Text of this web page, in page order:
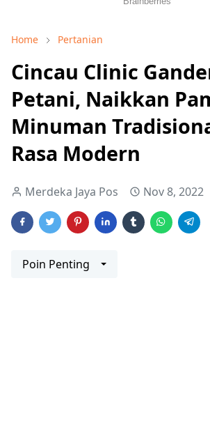
Home Pertanian
Cincau Clinic
Petani, Naikkan
Minuman
Rasa Modern
Merdeka Jaya Pos Nov 8, 2022
Poin Penting